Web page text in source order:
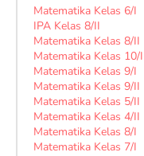
Matematika Kelas 6/I
IPA Kelas 8/II
Matematika Kelas 8/II
Matematika Kelas 10/I
Matematika Kelas 9/I
Matematika Kelas 9/II
Matematika Kelas 5/II
Matematika Kelas 4/II
Matematika Kelas 8/I
Matematika Kelas 7/I